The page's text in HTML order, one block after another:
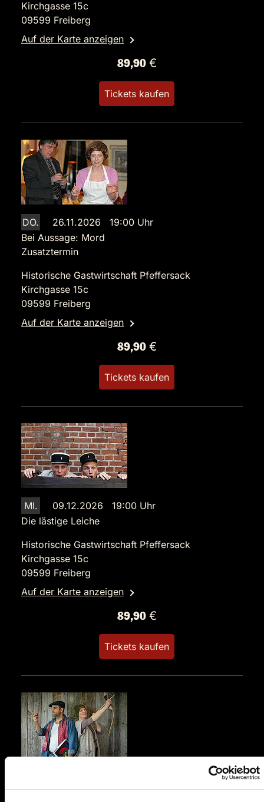
Kirchgasse 15c
09599 Freiberg
Auf der Karte anzeigen
89,90 €
Tickets kaufen
DO.
26.11.2026 19:00 Uhr
Bei Aussage: Mord
Zusatztermin
Historische Gastwirtschaft Pfeffersack
Kirchgasse 15c
09599 Freiberg
Auf der Karte anzeigen
89,90 €
Tickets kaufen
MI.
09.12.2026 19:00 Uhr
Die lästige Leiche
Historische Gastwirtschaft Pfeffersack
Kirchgasse 15c
09599 Freiberg
Auf der Karte anzeigen
89,90 €
Tickets kaufen
Und raus bist du